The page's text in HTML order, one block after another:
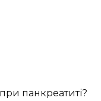
панкреатиті?